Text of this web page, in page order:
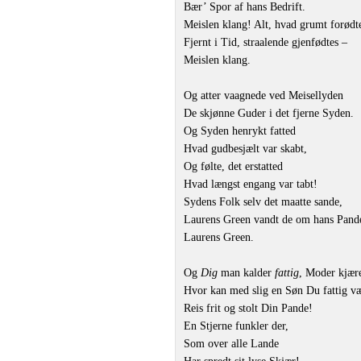
Bær’ Spor af hans Bedrift.
Meislen klang! Alt, hvad grumt
Fjernt i Tid, straalende gjenfødtes –
Meislen klang.
Og atter vaagnede ved Meisellyden
De skjønne Guder i det fjerne Syden.
Og Syden henrykt fatted
Hvad gudbesjælt var skabt,
Og følte, det erstatted
Hvad længst engang var tabt!
Sydens Folk selv det maatte sande,
Laurens Green vandt de om hans
Laurens Green.
Og Dig man kalder fattig, Moder
Hvor kan med slig en Søn Du fattig
Reis frit og stolt Din Pande!
En Stjerne funkler der,
Som over alle Lande